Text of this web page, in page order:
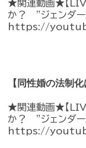
★関連動画★【
か？ ”ジェンダ
https://
【同性婚の法制
★関連動画★【
か？ ”ジェンダ
https://